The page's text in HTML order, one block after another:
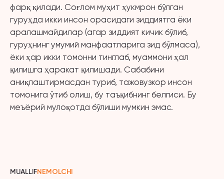
фарқ қилади. Соғлом муҳит ҳукмрон бўлган
гуруҳда икки инсон орасидаги зиддиятга ёки
аралашмайдилар (агар зиддият кичик бўлиб,
гуруҳнинг умумий манфаатларига зид бўлмаса),
ёки ҳар икки томонни тинглаб, муаммони ҳал
қилишга ҳаракат қилишади. Сабабини
аниқлаштирмасдан туриб, тажовузкор инсон
томонига ўтиб олиш, бу таъқибнинг белгиси. Бу
меъёрий мулоқотда бўлиши мумкин эмас.
MUALLIFNEMOLCHI